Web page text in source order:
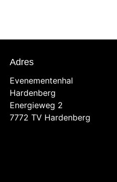
Adres
Evenementenhal
Hardenberg
Energieweg 2
7772 TV Hardenberg